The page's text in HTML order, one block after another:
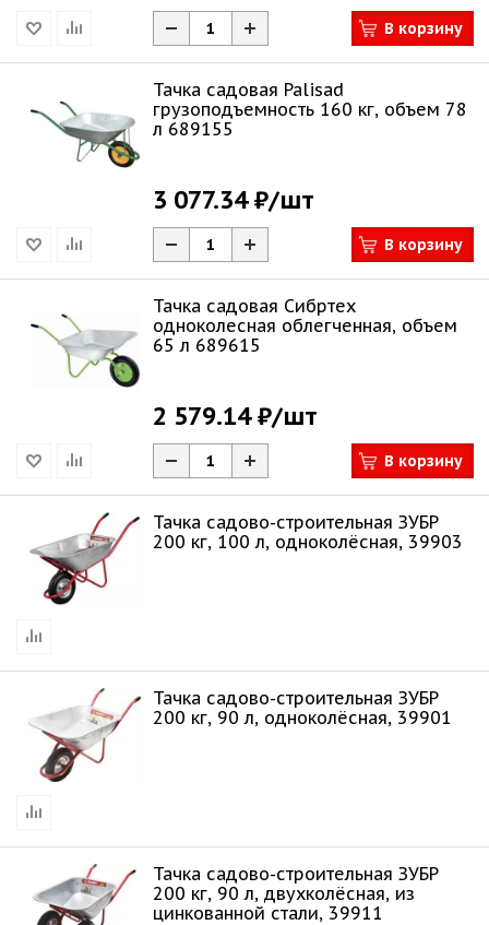
В корзину
Тачка садовая Palisad
грузоподъемность 160 кг, объем 78
л 689155
3 077.34 ₽/шт
В корзину
Тачка садовая Сибртех
одноколесная облегченная, объем
65 л 689615
2 579.14 ₽/шт
В корзину
Тачка садово-строительная ЗУБР
200 кг, 100 л, одноколёсная, 39903
Тачка садово-строительная ЗУБР
200 кг, 90 л, одноколёсная, 39901
Тачка садово-строительная ЗУБР
200 кг, 90 л, двухколёсная, из
цинкованной стали, 39911